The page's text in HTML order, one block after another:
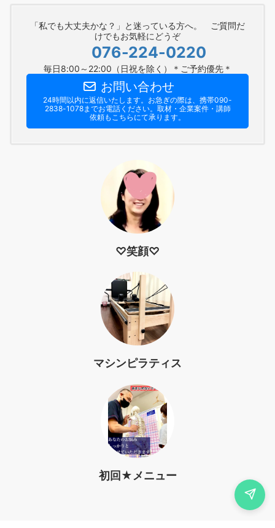
「私でも大丈夫かな？」と迷っている方へ。 ご質問だ
けでもお気軽にどうぞ
076-224-0220
毎日8:00～22:00（日祝を除く）＊ご予約優先＊
お問い合わせ
24時間以内に返信いたします。お急ぎの際は、携帯090-
2838-1078までお電話ください。​取材・企業案件・講師
依頼もこちらにて承ります。
♡笑顔♡
マシンピラティス
初回★メニュー